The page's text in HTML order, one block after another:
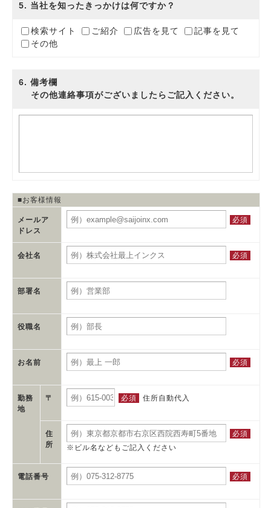
5. 当社を知ったきっかけは何ですか？
検索サイト ご紹介 広告を見て
記事を見て
その他
6. 備考欄
その他連絡事項がございましたらご記入ください。
■お客様情報
メールア
ドレス
必須
会社名 必須
部署名
役職名
お名前 必須
勤務
地
〒 必須 住所自動代入
住
所
必須
※ビル名などもご記入ください
電話番号 必須